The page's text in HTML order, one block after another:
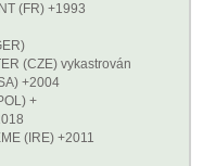
(FR) +1993
(CZE) vykastrován
+2004
+
(IRE) +2011